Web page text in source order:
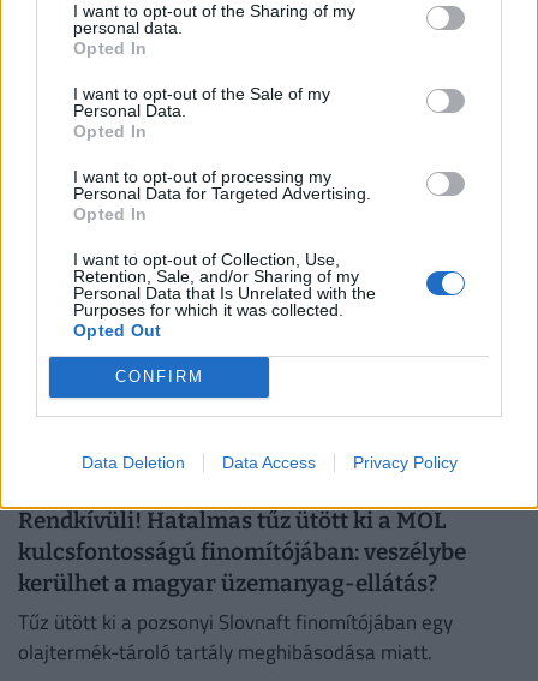
I want to opt-out of the Sharing of my
personal data.
Opted In
I want to opt-out of the Sale of my
Personal Data.
Opted In
I want to opt-out of processing my
Personal Data for Targeted Advertising.
Opted In
I want to opt-out of Collection, Use,
Retention, Sale, and/or Sharing of my
Personal Data that Is Unrelated with the
Purposes for which it was collected.
Opted Out
CONFIRM
Data Deletion Data Access Privacy Policy
Hatalmas a krízis a Dunán: uszályokat
atomerőmű leállását
A rekordalacsony dunai vízállás miatt rendkívüli
intézkedésre kényszerült Románia.
Rendkívüli! Hatalmas tűz ütött ki a MOL
kulcsfontosságú finomítójában: veszélybe
kerülhet a magyar üzemanyag-ellátás?
Tűz ütött ki a pozsonyi Slovnaft finomítójában egy
olajtermék-tároló tartály meghibásodása miatt.